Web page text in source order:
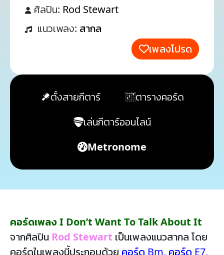
ศิลปิน: Rod Stewart
แนวเพลง: สากล
เพลงโปรด
ตั้งสายกีตาร์
ตารางคอร์ด
เล่นกีตาร์ออนไลน์
Metronome
คอร์ดเพลง I Don’t Want To Talk About It
จากศิลปิน Rod Stewart เป็นเพลงแนวสากล โดย
คอร์ดในเพลงนี้ประกอบด้วย คอร์ด Bm, คอร์ด E7,